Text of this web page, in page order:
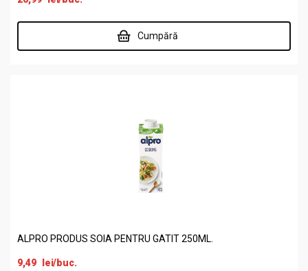
Cumpără
ALPRO PRODUS SOIA PENTRU GATIT 250ML.
9,49 lei/buc.